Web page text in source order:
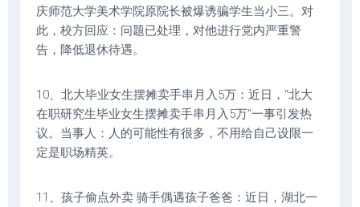
庆师范大学美术学院原院长被爆诱骗学生当小三。对
此，校方回应：问题已处理，对他进行党内严重警
告，降低退休待遇。
10、北大毕业女生摆摊卖手串月入5万：近日，“北大
在职研究生毕业女生摆摊卖手串月入5万”一事引发热
议。当事人：人的可能性有很多，不用给自己设限一
定是职场精英。
11、孩子偷点外卖 骑手偶遇孩子爸爸：近日，湖北一